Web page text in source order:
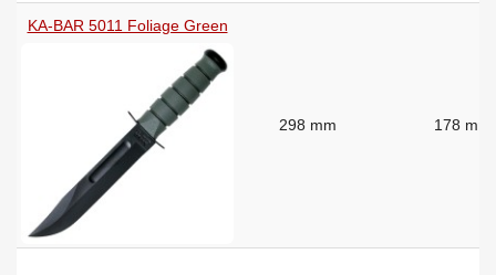
KA-BAR 5011 Foliage Green
298 mm 178 mm